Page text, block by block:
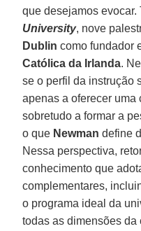
que desejamos evocar.
University, nove
Dublin como fundador
Católica da Irlanda.
se o perfil da instrução
apenas a oferecer
sobretudo a formar a
o que Newman define
Nessa perspectiva,
conhecimento que
complementares,
o programa ideal da
todas as dimensões